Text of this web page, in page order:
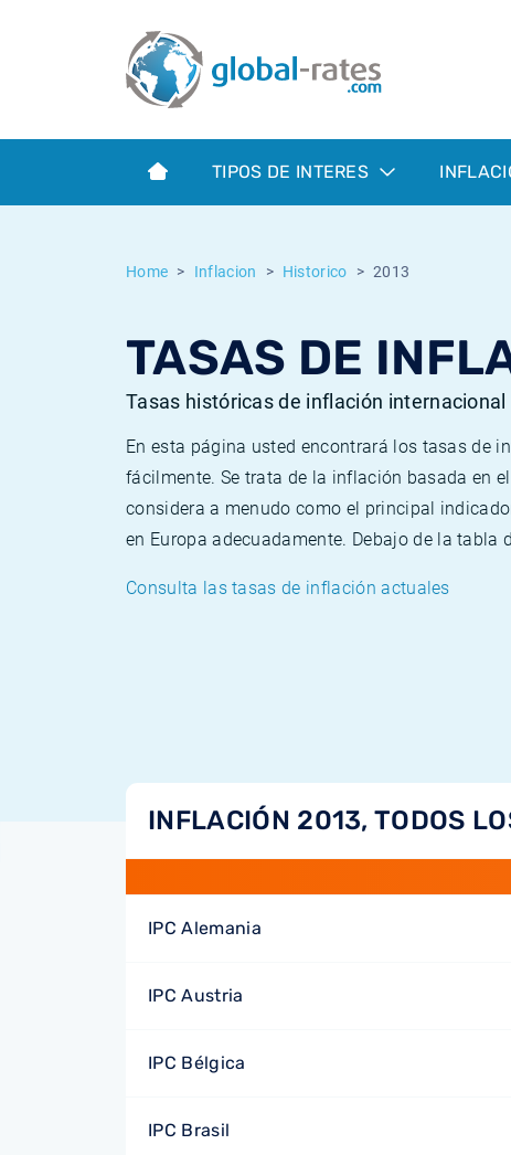
TIPOS DE INTERES
Home Inflacion Historico 2013
TASAS DE
Tasas históricas de inflación internacional
En esta página usted encontrará los tasas de
fácilmente. Se trata de la inflación basada en
considera a menudo como el principal
en Europa adecuadamente. Debajo de la
Consulta las tasas de inflación actuales
INFLACIÓN 2013, TODOS
IPC Alemania
IPC Austria
IPC Bélgica
IPC Brasil
Term SOFR
¿Qué es la inflación IPC?
¿Qué es la inflación IPCA?
Inflación Mexicano - IPC
Euribor - histórico
ESTER - histórico
Calculadora de inflación